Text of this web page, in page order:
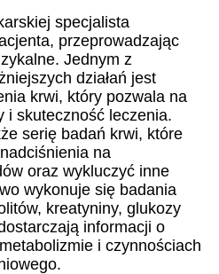
specjalista
przeprowadzając
Jednym z
działań jest
krwi, który pozwala na
i skuteczność leczenia.
serię badań krwi, które
na
oraz wykluczyć inne
wykonuje się badania
kreatyniny, glukozy
informacji o
i czynnościach